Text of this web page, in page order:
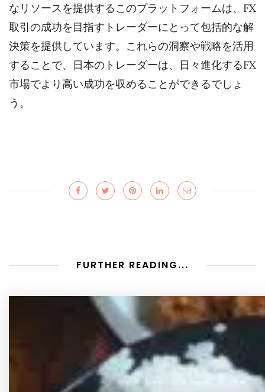
なリソースを提供するこのプラットフォームは、FX
取引の成功を目指すトレーダーにとって包括的な解
決策を提供しています。これらの洞察や戦略を活用
することで、日本のトレーダーは、日々進化するFX
市場でより高い成功を収めることができるでしょ
う。
FURTHER READING...